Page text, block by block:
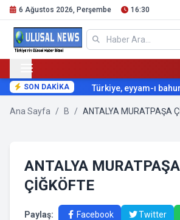
6 Ağustos 2026, Perşembe 16:30
SON DAKİKA Türkiye, eyyam-ı
Ana Sayfa / B / ANTALYA MURATPAŞA
ANTALYA MURATPAŞA
ÇİĞKÖFTE
Paylaş: Facebook Twitter